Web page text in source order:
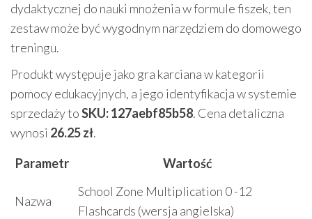
dydaktycznej do nauki mnożenia w formule fiszek, ten
zestaw może być wygodnym narzędziem do domowego
treningu.
Produkt występuje jako gra karciana w kategorii
pomocy edukacyjnych, a jego identyfikacja w systemie
sprzedaży toSKU: 127aebf85b58. Cena detaliczna
wynosi 26.25 zł.
Parametr
Wartość
Nazwa
School Zone Multiplication 0 -12
Flashcards (wersja angielska)